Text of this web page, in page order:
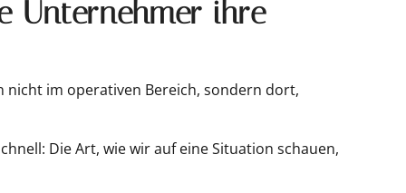
Unternehmer ihre
nicht im operativen Bereich, sondern dort,
Die Art, wie wir auf eine Situation schauen,